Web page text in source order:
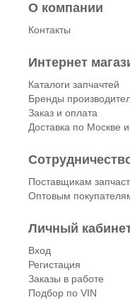
О компании
Контакты
Интернет
Каталоги запчачтей
Бренды
Заказ и оплата
Доставка по Москве
Поставщикам
Оптовым
Личный
Вход
Регистация
Заказы в работе
Подбор по VIN